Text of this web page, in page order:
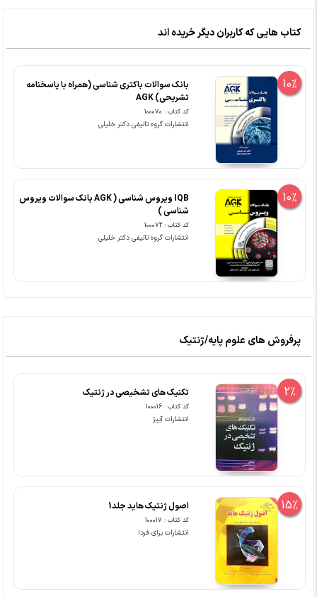
کتاب هایی که کاربران دیگر خریده اند
10%
بانک سوالات باکتری شناسی (همراه با پاسخنامه
تشریحی) AGK
کد کتاب : 100070
انتشارات گروه تالیفی دکتر خلیلی
10%
IQB ویروس شناسی ( AGK بانک سوالات ویروس
شناسی )
کد کتاب : 100072
انتشارات گروه تالیفی دکتر خلیلی
پرفروش های علوم پایه/ژنتیک
2% تکنیک های تشخیصی در ژنتیک
کد کتاب : 100016
انتشارات آییژ
15% اصول ژنتیک هاید جلد1
کد کتاب : 100017
انتشارات برای فردا